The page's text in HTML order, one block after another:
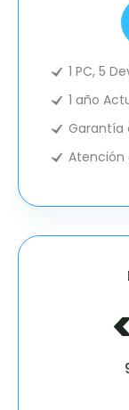
1 PC, 5
1 año
Garantía
Atención